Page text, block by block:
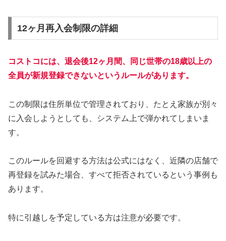
12ヶ月再入会制限の詳細
コストコには、退会後12ヶ月間、同じ世帯の18歳以上の
全員が新規登録できないというルールがあります。
この制限は住所単位で管理されており、たとえ家族が別々
に入会しようとしても、システム上で弾かれてしまいま
す。
このルールを回避する方法は公式にはなく、近隣の店舗で
再登録を試みた場合、すべて拒否されているという事例も
あります。
特に引越しを予定している方は注意が必要です。